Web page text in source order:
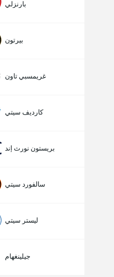
بارنزلي
بيرتون
غريمسبي تاون
كارديف سيتي
بريستون نورث إند
سالفورد سيتي
ليستر سيتي
جيلينغهام